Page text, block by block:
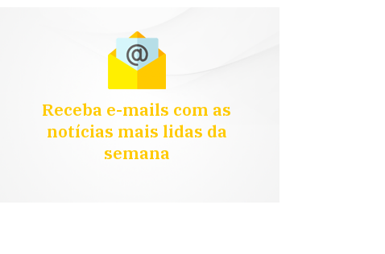
Receba e-mails com as
notícias mais lidas da
semana